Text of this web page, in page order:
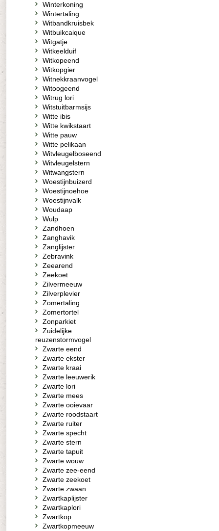
Winterkoning
Wintertaling
Witbandkruisbek
Witbuikcaique
Witgatje
Witkeelduif
Witkopeend
Witkopgier
Witnekkraanvogel
Witoogeend
Witrug lori
Witstuitbarmsijs
Witte ibis
Witte kwikstaart
Witte pauw
Witte pelikaan
Witvleugelboseend
Witvleugelstern
Witwangstern
Woestijnbuizerd
Woestijnoehoe
Woestijnvalk
Woudaap
Wulp
Zandhoen
Zanghavik
Zanglijster
Zebravink
Zeearend
Zeekoet
Zilvermeeuw
Zilverplevier
Zomertaling
Zomertortel
Zonparkiet
Zuidelijke
reuzenstormvogel
Zwarte eend
Zwarte ekster
Zwarte kraai
Zwarte leeuwerik
Zwarte lori
Zwarte mees
Zwarte ooievaar
Zwarte roodstaart
Zwarte ruiter
Zwarte specht
Zwarte stern
Zwarte tapuit
Zwarte wouw
Zwarte zee-eend
Zwarte zeekoet
Zwarte zwaan
Zwartkaplijster
Zwartkaplori
Zwartkop
Zwartkopmeeuw